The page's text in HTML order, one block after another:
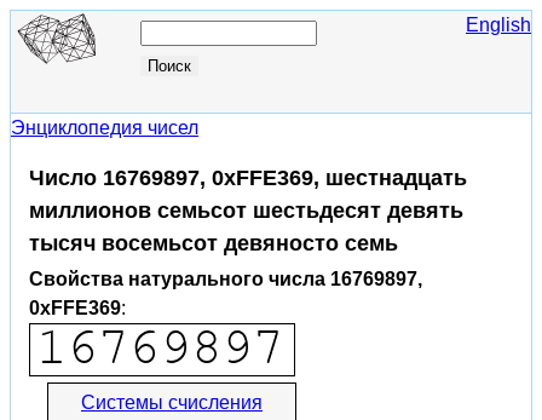
English
Энциклопедия чисел
Число 16769897, 0xFFE369, шестнадцать
миллионов семьсот шестьдесят девять
тысяч восемьсот девяносто семь
Свойства натурального числа 16769897,
0xFFE369:
Системы счисления